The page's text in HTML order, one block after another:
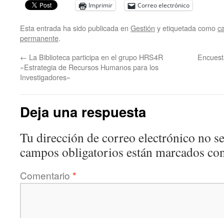
Imprimir Correo electrónico
Esta entrada ha sido publicada en Gestión y etiquetada como
permanente.
← La Biblioteca participa en el grupo HRS4R
«Estrategia de Recursos Humanos para los
Investigadores»
Deja una respuesta
Tu dirección de correo electrónico no
campos obligatorios están marcados
Comentario *